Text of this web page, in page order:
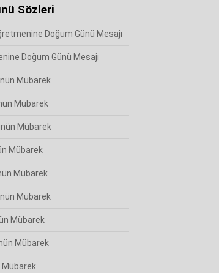
Sözleri
Doğum Günü Mesajı
Doğum Günü Mesajı
Mübarek
Mübarek
Mübarek
Mübarek
Mübarek
Mübarek
Mübarek
Mübarek
Mübarek